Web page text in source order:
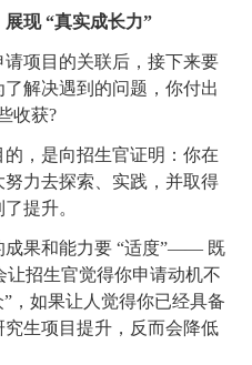
现 “真实成长力”
项目的关联后，接下来要
解决遇到的问题，你付出
收获?
，是向招生官证明：你在
力去探索、实践，并取得
提升。
果和能力要 “适度”—— 既
让招生官觉得你申请动机不
，如果让人觉得你已经具备
生项目提升，反而会降低